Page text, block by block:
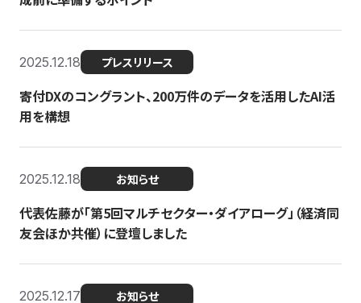
2025.12.18 プレスリリース
寄付DXのコングラント、200万件のデータを活用したAI活
用を構想
2025.12.18 お知らせ
代表佐藤が「第5回マルチセクター・ダイアローグ」（経済同
友会ほか共催）に登壇しました
2025.12.17 お知らせ